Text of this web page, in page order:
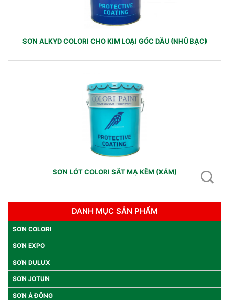
SƠN ALKYD COLORI CHO KIM LOẠI GỐC DẦU (NHŨ BẠC)
SƠN LÓT COLORI SẮT MẠ KẼM (XÁM)
DANH MỤC SẢN PHẨM
SƠN COLORI
SƠN EXPO
SƠN DULUX
SƠN JOTUN
SƠN Á ĐÔNG